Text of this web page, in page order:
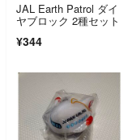
JAL Earth Patrol ダイ
ヤブロック 2種セット
¥344